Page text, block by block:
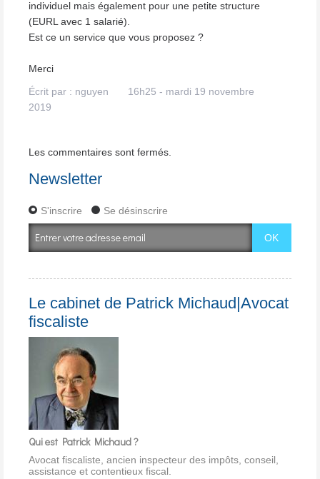
individuel mais également pour une petite structure
(EURL avec 1 salarié).
Est ce un service que vous proposez ?
Merci
Écrit par : nguyen 16h25 - mardi 19 novembre
2019
Les commentaires sont fermés.
Newsletter
S'inscrire Se désinscrire
Le cabinet de Patrick Michaud|Avocat
fiscaliste
Qui est Patrick Michaud ?
Avocat fiscaliste, ancien inspecteur des impôts, conseil,
assistance et contentieux fiscal.